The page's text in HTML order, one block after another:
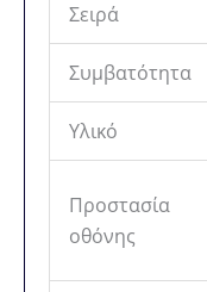
Σειρά
Συμβατότητα
Υλικό
Προστασία
οθόνης